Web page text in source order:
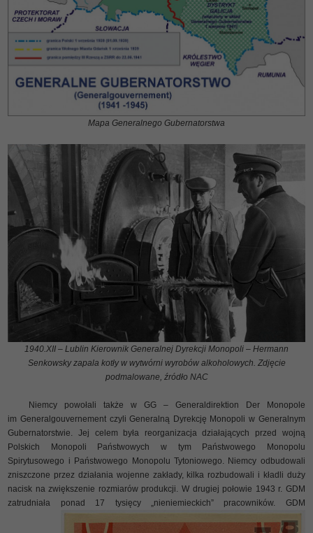
Mapa Generalnego Gubernatorstwa
1940.XII – Lublin Kierownik Generalnej Dyrekcji Monopoli – Hermann
Senkowsky zapala kotły w wytwórni wyrobów alkoholowych. Zdjęcie
podmalowane, źródło NAC
Niemcy powołali także w GG – Generaldirektion Der Monopole
im Generalgouvernement czyli Generalną Dyrekcję Monopoli w Generalnym
Gubernatorstwie. Jej celem była reorganizacja działających przed wojną
Polskich Monopoli Państwowych w tym Państwowego Monopolu
Spirytusowego i Państwowego Monopolu Tytoniowego. Niemcy odbudowali
zniszczone przez działania wojenne zakłady, kilka rozbudowali i kładli duży
nacisk na zwiększenie rozmiarów produkcji. W drugiej połowie 1943 r. GDM
zatrudniała ponad 17 tysięcy „nieniemieckich” pracowników. GDM